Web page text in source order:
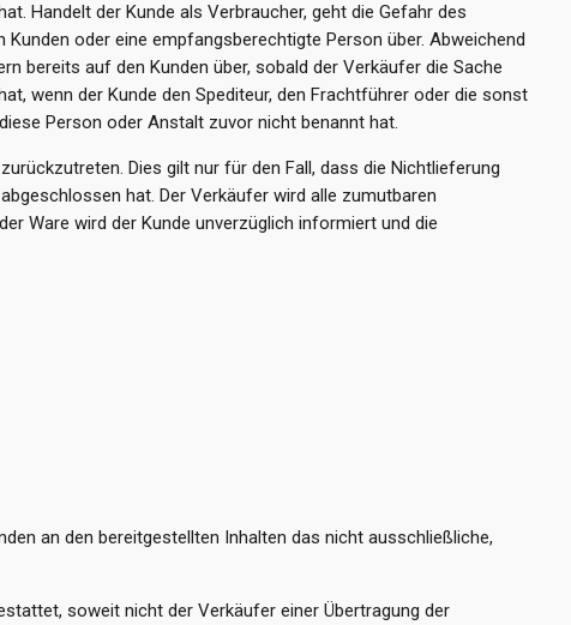
Handelt der Kunde als Verbraucher, geht die Gefahr des
oder eine empfangsberechtigte Person über. Abweichend
bereits auf den Kunden über, sobald der Verkäufer die Sache
wenn der Kunde den Spediteur, den Frachtführer oder die sonst
Person oder Anstalt zuvor nicht benannt hat.
Dies gilt nur für den Fall, dass die Nichtlieferung
hat. Der Verkäufer wird alle zumutbaren
Ware wird der Kunde unverzüglich informiert und die
an den bereitgestellten Inhalten das nicht ausschließliche,
soweit nicht der Verkäufer einer Übertragung der